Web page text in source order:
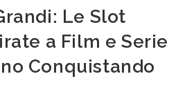
Le Slot
a Film e Serie
Conquistando